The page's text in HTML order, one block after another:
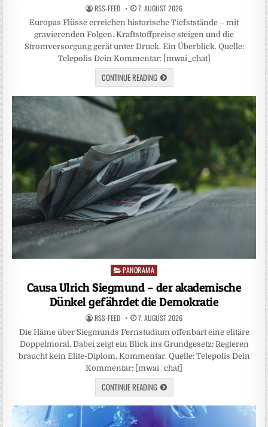
RSS-FEED 7. AUGUST 2026
Europas Flüsse erreichen historische Tiefststände – mit
gravierenden Folgen. Kraftstoffpreise steigen und die
Stromversorgung gerät unter Druck. Ein Überblick. Quelle:
Telepolis Dein Kommentar: [mwai_chat]
CONTINUE READING
Posted
PANORAMA
Causa Ulrich Siegmund – der akademische
Dünkel gefährdet die Demokratie
RSS-FEED 7. AUGUST 2026
Die Häme über Siegmunds Fernstudium offenbart eine elitäre
Doppelmoral. Dabei zeigt ein Blick ins Grundgesetz: Regieren
braucht kein Elite-Diplom. Kommentar. Quelle: Telepolis Dein
Kommentar: [mwai_chat]
CONTINUE READING